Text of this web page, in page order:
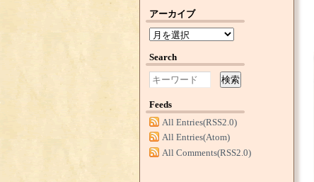
アーカイブ
Search
検索
Feeds
All Entries(RSS2.0)
All Entries(Atom)
All Comments(RSS2.0)